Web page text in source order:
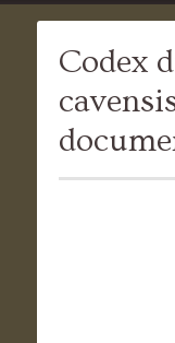
Codex